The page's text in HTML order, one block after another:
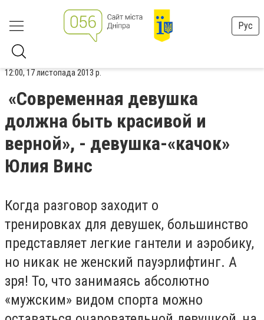
Рус
12:00, 17 листопада 2013 р.
«Современная девушка
должна быть красивой и
верной», - девушка-«качок»
Юлия Винс
Когда разговор заходит о
тренировках для девушек, большинство
представляет легкие гантели и аэробику,
но никак не женский пауэрлифтинг. А
зря! То, что занимаясь абсолютно
«мужским» видом спорта можно